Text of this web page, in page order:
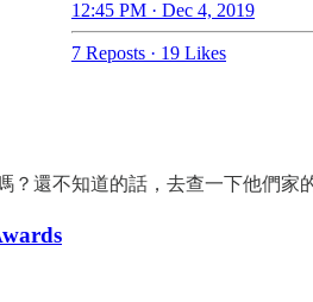
12:45 PM · Dec 4, 2019
7 Reposts · 19 Likes
？還不知道的話，去查一下他們家